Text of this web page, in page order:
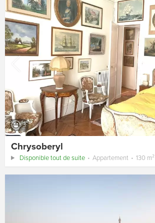
3
Chrysoberyl
Disponible tout de suite Appartement 130 m²